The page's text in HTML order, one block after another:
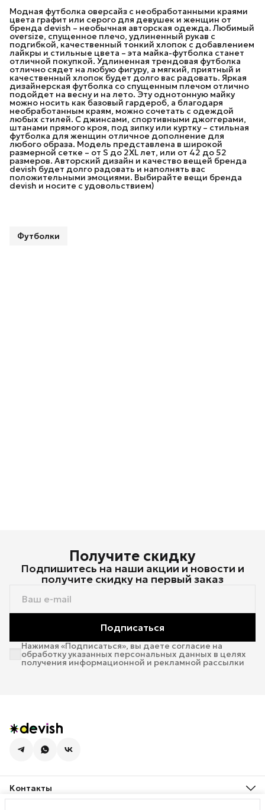
Модная футболка оверсайз с необработанными краями
цвета графит или серого для девушек и женщин от
бренда devish – необычная авторская одежда. Любимый
oversize, спущенное плечо, удлиненный рукав с
подгибкой, качественный тонкий хлопок с добавлением
лайкры и стильные цвета – эта майка-футболка станет
отличной покупкой. Удлиненная трендовая футболка
отлично сядет на любую фигуру, а мягкий, приятный и
качественный хлопок будет долго вас радовать. Яркая
дизайнерская футболка со спущенным плечом отлично
подойдет на весну и на лето. Эту однотонную майку
можно носить как базовый гардероб, а благодаря
необработанным краям, можно сочетать с одеждой
любых стилей. С джинсами, спортивными джоггерами,
штанами прямого кроя, под зипку или куртку – стильная
футболка для женщин отличное дополнение для
любого образа. Модель представлена в широкой
размерной сетке – от S до 2XL лет, или от 42 до 52
размеров. Авторский дизайн и качество вещей бренда
devish будет долго радовать и наполнять вас
положительными эмоциями. Выбирайте вещи бренда
devish и носите с удовольствием)
Футболки
Получите скидку
Подпишитесь на наши акции и новости и
получите скидку на первый заказ
Подписаться
Нажимая «Подписаться», вы даете согласие на
обработку указанных персональных данных в целях
получения информационной и рекламной рассылки
Контакты